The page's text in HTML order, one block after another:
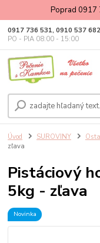
Poprad 0917
0917 736 531, 0910 537 682
PO - PIA 08:00 - 15:00
Úvod SUROVINY
zľava
Pistáciový
5kg - zľava
Novinka